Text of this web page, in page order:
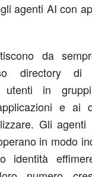
agenti AI con
da
directory di
utenti in
e ai
Gli agenti
in modo
identità